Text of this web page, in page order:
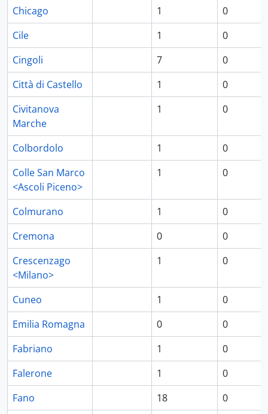
Chicago
1
0
Cile
1
0
Cingoli
7
0
Città di Castello
1
0
Civitanova
Marche
1 0
Colbordolo 1
0
Colle San Marco
<Ascoli Piceno>
1 0
Colmurano 1
0
Cremona
0
0
Crescenzago
<Milano>
1 0
Cuneo 1
0
Emilia Romagna
0
0
Fabriano
1
0
Falerone
1
0
Fano
18
0